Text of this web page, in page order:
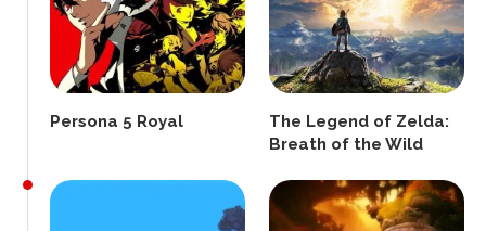
Persona 5 Royal
The Legend of Zelda:
Breath of the Wild